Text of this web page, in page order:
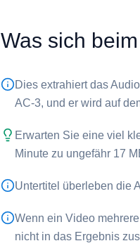
Was sich
Dies extrahiert das
AC-3, und er wird auf
Erwarten Sie eine viel
Minute zu ungefähr 17
Untertitel überleben die
Wenn ein Video
nicht in das Ergebnis